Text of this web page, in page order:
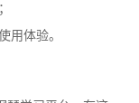
用体验。